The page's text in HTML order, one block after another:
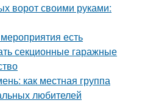
ворот своими руками:
есть
секционные гаражные
как местная группа
любителей